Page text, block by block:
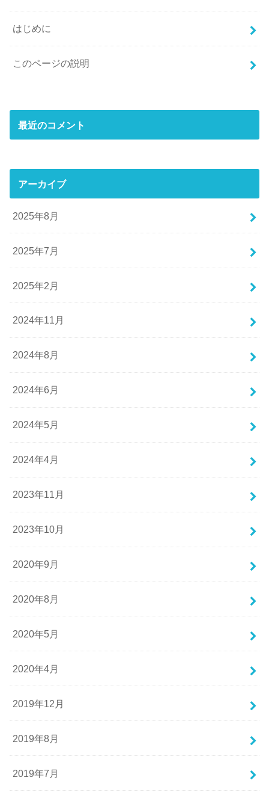
はじめに
このページの説明
最近のコメント
アーカイブ
2025年8月
2025年7月
2025年2月
2024年11月
2024年8月
2024年6月
2024年5月
2024年4月
2023年11月
2023年10月
2020年9月
2020年8月
2020年5月
2020年4月
2019年12月
2019年8月
2019年7月